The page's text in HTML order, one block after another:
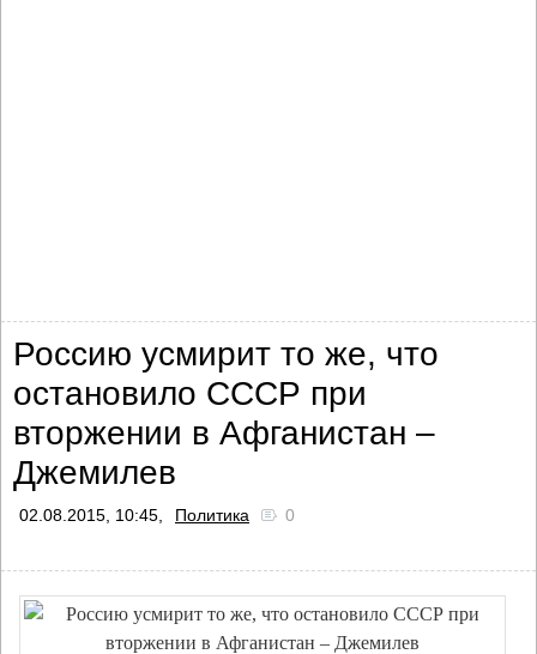
Россию усмирит то же, что
остановило СССР при
вторжении в Афганистан –
Джемилев
02.08.2015, 10:45, Политика 0